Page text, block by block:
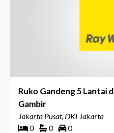
Ruko Gandeng 5 Lantai
Gambir
Jakarta Pusat, DKI Jakarta
0
0 0